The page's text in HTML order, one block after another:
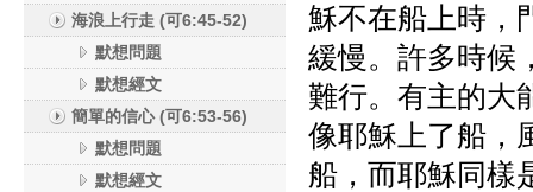
海浪上行走 (可6:45-52)
默想問題
默想經文
簡單的信心 (可6:53-56)
默想問題
默想經文
穌不在船上時，
緩慢。許多時候
難行。有主的大
像耶穌上了船，
船，而耶穌同樣